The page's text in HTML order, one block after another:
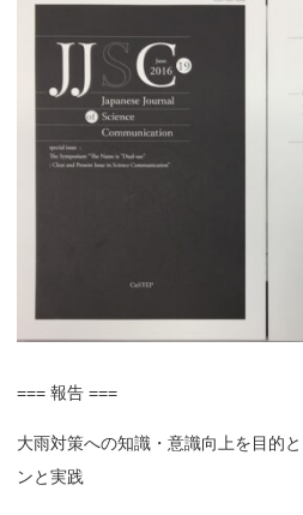
=== 報告 ===
大雨対策への知識・意識向上を目的
ンと実践